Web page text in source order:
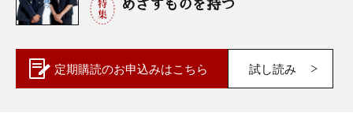
定期購読のお申込みはこちら 試し読み